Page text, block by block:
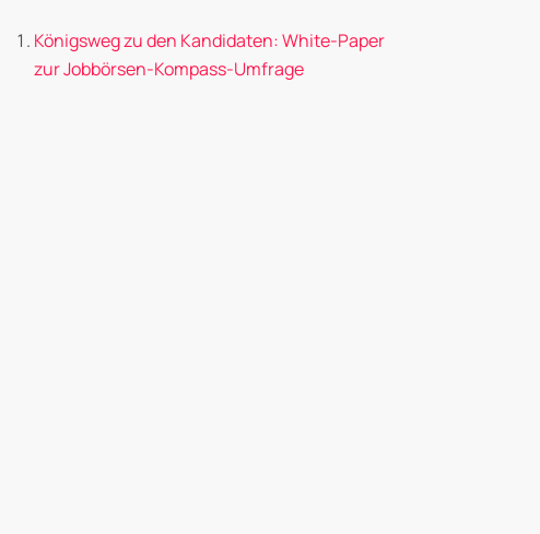
Königsweg zu den Kandidaten: White-Paper
zur Jobbörsen-Kompass-Umfrage